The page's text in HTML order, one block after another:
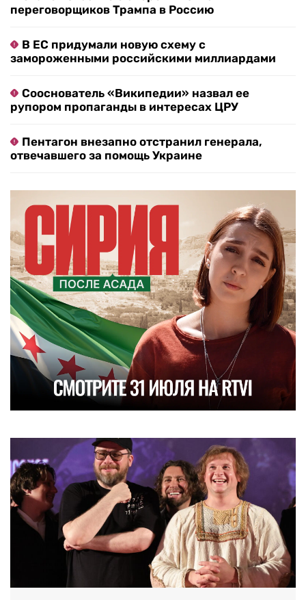
переговорщиков Трампа в Россию
В ЕС придумали новую схему с
замороженными российскими миллиардами
Сооснователь «Википедии» назвал ее
рупором пропаганды в интересах ЦРУ
Пентагон внезапно отстранил генерала,
отвечавшего за помощь Украине